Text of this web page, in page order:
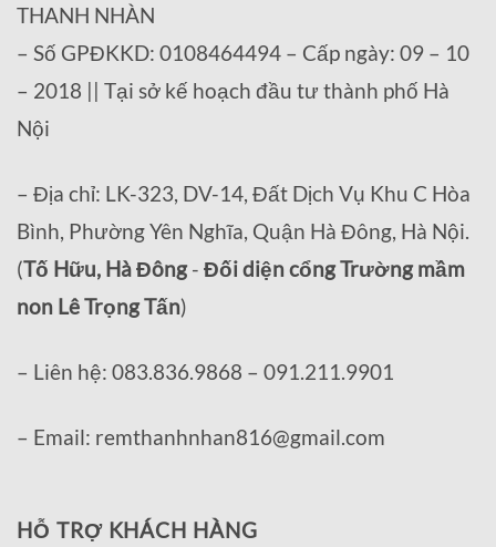
THANH NHÀN
– Số GPĐKKD: 0108464494 – Cấp ngày: 09 – 10
– 2018 || Tại sở kế hoạch đầu tư thành phố Hà
Nội
– Địa chỉ: LK-323, DV-14, Đất Dịch Vụ Khu C Hòa
Bình, Phường Yên Nghĩa, Quận Hà Đông, Hà Nội.
(Tố Hữu, Hà Đông- Đối diện cổng Trường mầm
non Lê Trọng Tấn)
– Liên hệ: 083.836.9868 – 091.211.9901
– Email: remthanhnhan816@gmail.com
HỖ TRỢ KHÁCH HÀNG